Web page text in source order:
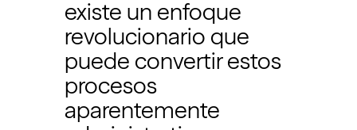
existe un enfoque
revolucionario que
puede convertir estos
procesos
aparentemente